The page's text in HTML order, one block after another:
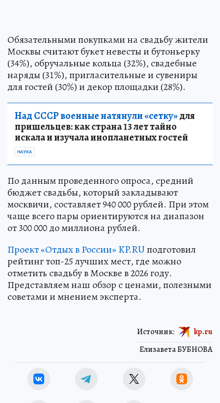
Обязательными покупками на свадьбу жители
Москвы считают букет невесты и бутоньерку
(34%), обручальные кольца (32%), свадебные
наряды (31%), пригласительные и сувениры
для гостей (30%) и декор площадки (28%).
Над СССР военные натянули «сетку»для
пришельцев: как страна 13 лет тайно
искала и изучала инопланетных гостей
НАУКА
По данным проведенного опроса, средний
бюджет свадьбы, который закладывают
москвичи, составляет 940 000 рублей. При этом
чаще всего пары ориентируются на диапазон
от 300 000 до миллиона рублей.
Проект «Отдых в России» KP.RUподготовил
рейтинг топ-25 лучших мест, где можно
отметить свадьбу в Москве в 2026 году.
Представляем наш обзор с ценами, полезными
советами и мнением эксперта.
Елизавета БУБНОВА
Источник: kp.ru